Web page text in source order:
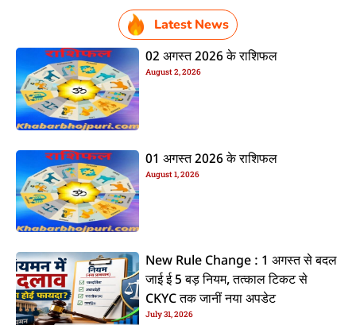
Latest News
02 अगस्त 2026 के राशिफल
August 2, 2026
01 अगस्त 2026 के राशिफल
August 1, 2026
New Rule Change : 1 अगस्त से बदल
जाई ई 5 बड़ नियम, तत्काल टिकट से
CKYC तक जानीं नया अपडेट
July 31, 2026